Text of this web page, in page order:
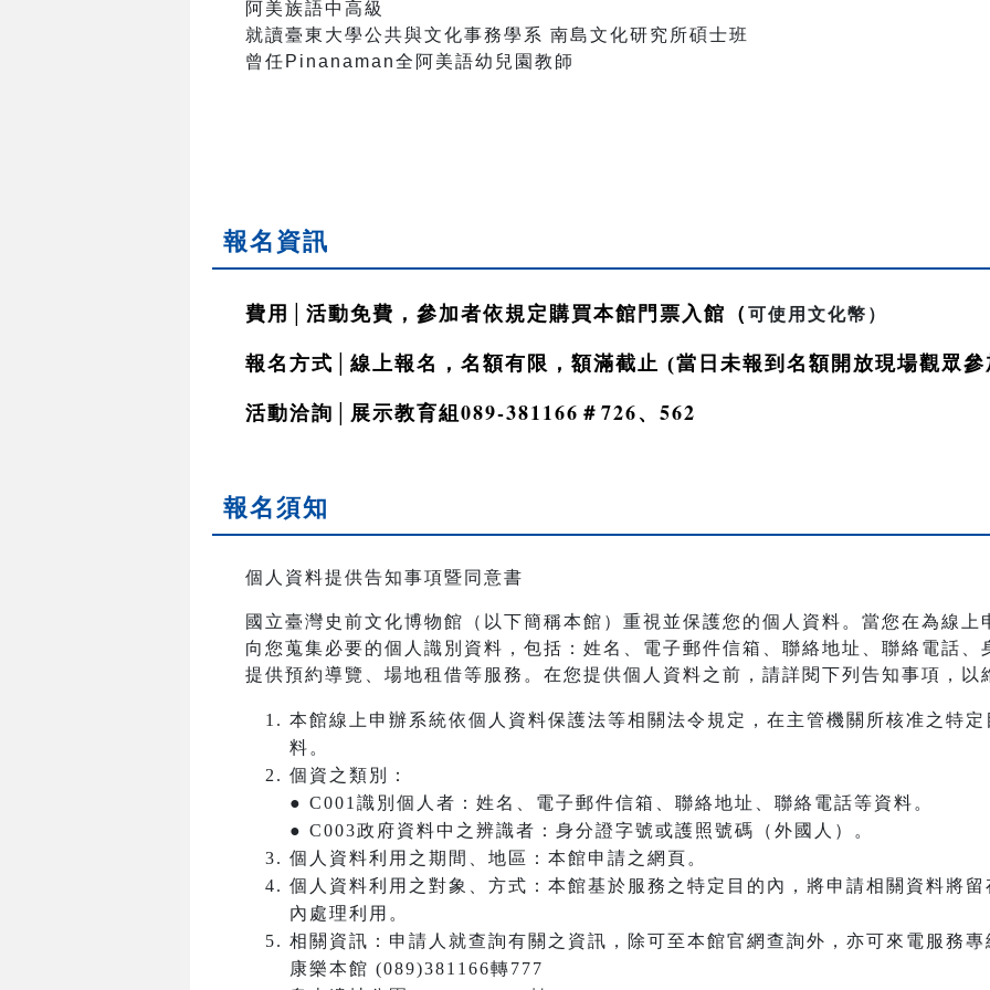
阿美族語中高級
就讀臺東大學公共與文化事務學系 南島文化研究所碩士班
曾任Pinanaman全阿美語幼兒園教師
報名資訊
費用 活動免費，參加者依規定購買本館門票入館（ 可使用文化幣）
報名方式 線上報名，名額有限，額滿截止 (當日未報到名額開放現場觀眾
活動洽詢 展示教育組 089-381166 ＃ 726、 562
報名須知
個人資料提供告知事項暨同意書
國立臺灣史前文化博物館（以下簡稱本館）重視並保護您的個人資料。當您在為線
向您蒐集必要的個人識別資料，包括：姓名、電子郵件信箱、聯絡地址、聯絡電話
提供預約導覽、場地租借等服務。在您提供個人資料之前，請詳閱下列告知事項，以
本館線上申辦系統依個人資料保護法等相關法令規定，在主管機關所核准之特
料。
個資之類別：
● C001識別個人者：姓名、電子郵件信箱、聯絡地址、聯絡電話等資料。
● C003政府資料中之辨識者：身分證字號或護照號碼（外國人）。
個人資料利用之期間、地區：本館申請之網頁。
個人資料利用之對象、方式：本館基於服務之特定目的內，將申請相關資料將
內處理利用。
相關資訊：申請人就查詢有關之資訊，除可至本館官網查詢外，亦可來電服務專
康樂本館 (089)381166轉777